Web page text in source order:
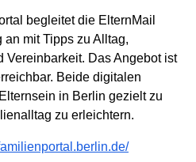
begleitet die ElternMail
mit Tipps zu Alltag,
Vereinbarkeit. Das Angebot ist
Beide digitalen
in Berlin gezielt zu
zu erleichtern.